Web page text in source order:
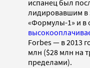
испанец был
лидировавшим в
«Формулы-1» и
Forbes — в 2013
млн ($28 млн на
пределами).